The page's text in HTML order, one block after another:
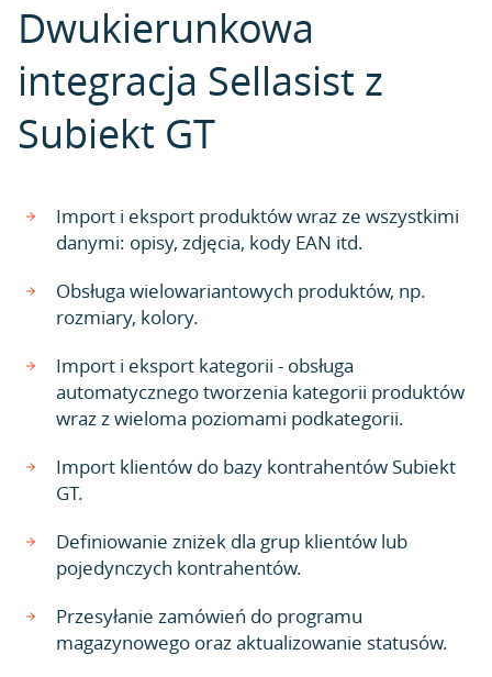
Dwukierunkowa
integracja Sellasist z
Subiekt GT
Import i eksport produktów wraz ze wszystkimi
danymi: opisy, zdjęcia, kody EAN itd.
Obsługa wielowariantowych produktów, np.
rozmiary, kolory.
Import i eksport kategorii - obsługa
automatycznego tworzenia kategorii produktów
wraz z wieloma poziomami podkategorii.
Import klientów do bazy kontrahentów Subiekt
GT.
Definiowanie zniżek dla grup klientów lub
pojedynczych kontrahentów.
Przesyłanie zamówień do programu
magazynowego oraz aktualizowanie statusów.